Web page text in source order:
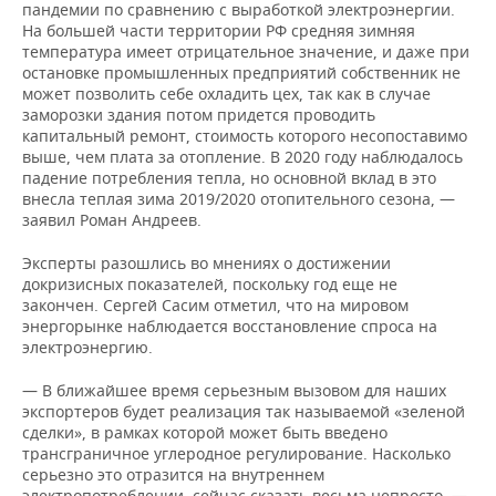
Республика Алтай 688,6 602,6 598,8 14,3%
Республика Тыва 824,3 825,2 819,2
Республика
Хакасия
16
468,5
16
122,8
16
613,9
2,1%
Алтайский край
10
10
10
Красноярский
край
54
734,2
54
173,8
53
412,0
Иркутская
область
55
56
55
Кемеровская
область
34
165,5
35
312,9
35
612,7
-3,2%
Новосибирская
16
16
Карачаево-
Черкесская
Республика
1
370,9
1
674,7
1
632,7
-18,1%
Республика
Северная Осетия
670,3 181,1 64,2
Чеченская
республика
852,4 176,1 176,1
Ставропольский
край
3
229,9
4
515,1
8
612,4
Приволжский
федеральный
Республика
Башкортостан
14
094,3
13
393,7
12
022,0
Республика
Орловская
область
2
265,7
2
049,6
2
042,7
Рязанская
область
3
441,7
3
357,6
3
087,5
Смоленская
область
71,1 10,2 6,3
Тамбовская
Тверская область 451,7 298,3 309,6
Тульская область
5
5
5
Ярославская
область
4
892,6
5
410,5
5
519,9
-9,6%
г.Москва
4
472,3
4
599,0
5
пандемии по сравнению с выработкой электроэнергии.
На большей части территории РФ средняя зимняя
температура имеет отрицательное значение, и даже при
остановке промышленных предприятий собственник не
может позволить себе охладить цех, так как в случае
заморозки здания потом придется проводить
капитальный ремонт, стоимость которого несопоставимо
выше, чем плата за отопление. В 2020 году наблюдалось
падение потребления тепла, но основной вклад в это
внесла теплая зима 2019/2020 отопительного сезона, —
заявил Роман Андреев.
Эксперты разошлись во мнениях о достижении
докризисных показателей, поскольку год еще не
закончен. Сергей Сасим отметил, что на мировом
энергорынке наблюдается восстановление спроса на
электроэнергию.
— В ближайшее время серьезным вызовом для наших
экспортеров будет реализация так называемой «зеленой
сделки», в рамках которой может быть введено
трансграничное углеродное регулирование. Насколько
серьезно это отразится на внутреннем